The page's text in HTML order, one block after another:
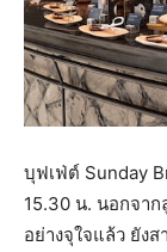
บุฟเฟ่ต์ Sunday
15.30 น. นอกจา
อย่างจุใจแล้ว ยัง